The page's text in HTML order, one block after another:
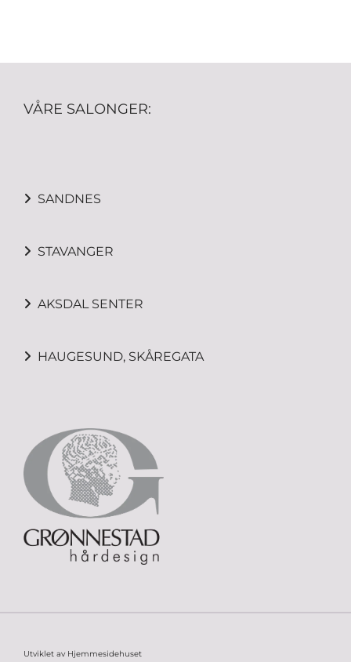
VÅRE SALONGER:
 SANDNES
 STAVANGER
 AKSDAL SENTER
 HAUGESUND, SKÅREGATA
Utviklet av Hjemmesidehuset